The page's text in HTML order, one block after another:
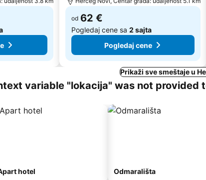
od 62 €
Pogledaj cene sa 2 sajta
Pogledaj cene
Prikaži sve smeštaje u
variable "lokacija" was not provided
hotel Odmarališta